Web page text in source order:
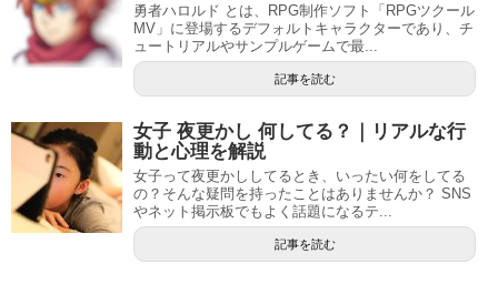
勇者ハロルド とは、RPG制作ソフト「RPGツクール
MV」に登場するデフォルトキャラクターであり、チ
ュートリアルやサンプルゲームで最...
記事を読む
女子 夜更かし 何してる？｜リアルな行
動と心理を解説
女子って夜更かししてるとき、いったい何をしてる
の？そんな疑問を持ったことはありませんか？ SNS
やネット掲示板でもよく話題になるテ...
記事を読む